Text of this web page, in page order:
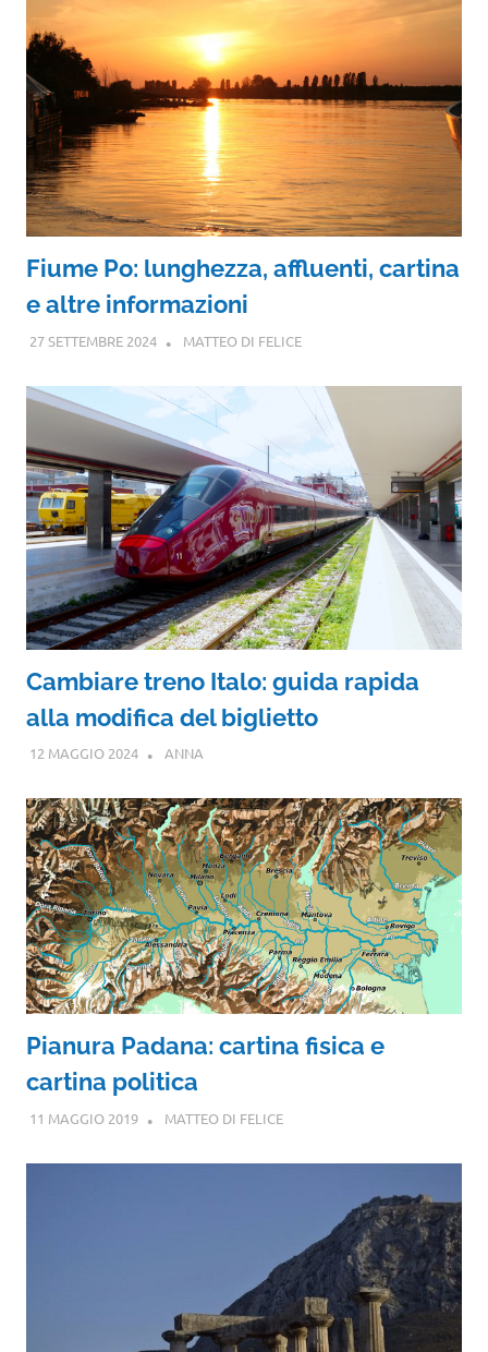
Fiume Po: lunghezza, affluenti, cartina
e altre informazioni
27 SETTEMBRE 2024 MATTEO DI FELICE
Cambiare treno Italo: guida rapida
alla modifica del biglietto
12 MAGGIO 2024 ANNA
Pianura Padana: cartina fisica e
cartina politica
11 MAGGIO 2019 MATTEO DI FELICE